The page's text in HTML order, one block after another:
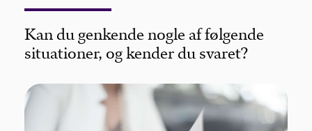
Kan du genkende nogle af følgende
situationer, og kender du svaret?